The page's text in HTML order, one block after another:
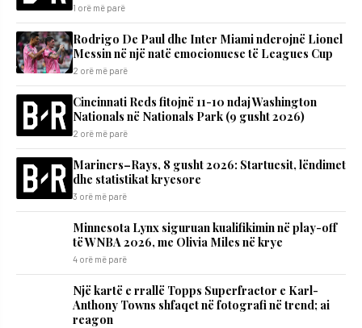
1 orë më parë
Rodrigo De Paul dhe Inter Miami nderojnë Lionel
Messin në një natë emocionuese të Leagues Cup
2 orë më parë
Cincinnati Reds fitojnë 11-10 ndaj Washington
Nationals në Nationals Park (9 gusht 2026)
2 orë më parë
Mariners–Rays, 8 gusht 2026: Startuesit, lëndimet
dhe statistikat kryesore
3 orë më parë
Minnesota Lynx siguruan kualifikimin në play-off
të WNBA 2026, me Olivia Miles në krye
4 orë më parë
Një kartë e rrallë Topps Superfractor e Karl-
Anthony Towns shfaqet në fotografi në trend; ai
reagon